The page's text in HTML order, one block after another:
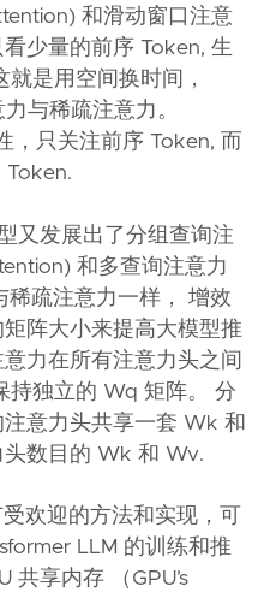
和滑动窗口注意
少量的前序 Token, 生
是用空间换时间，
与稀疏注意力。
，只关注前序 Token, 而
Token.
又发展出了分组查询注
和多查询注意力
稀疏注意力一样， 增效
阵大小来提高大模型推
力在所有注意力头之间
独立的 Wq 矩阵。 分
意力头共享一套 Wk 和
数目的 Wk 和 Wv.
欢迎的方法和实现，可
LLM 的训练和推
共享内存 （GPU’s